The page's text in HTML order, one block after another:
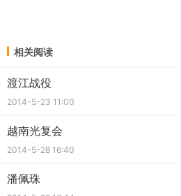
相关阅读
渡江战役
2014-5-23 11:00
越南光复会
2014-5-28 16:40
潘佩珠